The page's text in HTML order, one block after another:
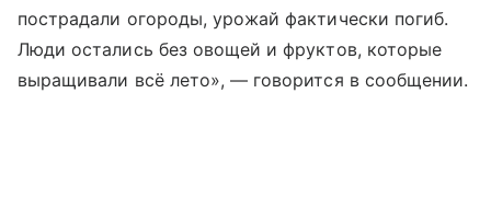
пострадали огороды, урожай фактически погиб.
Люди остались без овощей и фруктов, которые
выращивали всё лето», — говорится в сообщении.